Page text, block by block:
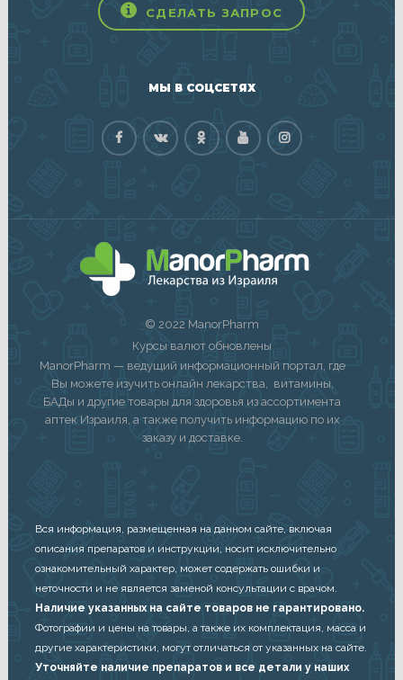
СДЕЛАТЬ ЗАПРОС
МЫ В СОЦСЕТЯХ
© 2022 ManorPharm
Курсы валют обновлены
ManorPharm — ведущий информационный портал, где
Вы можете изучить онлайн лекарства, витамины,
БАДы и другие товары для здоровья из ассортимента
аптек Израиля, а также получить информацию по их
заказу и доставке.
Вся информация, размещенная на данном сайте, включая
описания препаратов и инструкции, носит исключительно
ознакомительный характер, может содержать ошибки и
неточности и не является заменой консультации с врачом.
Наличие указанных на сайте товаров не гарантировано.
Фотографии и цены на товары, а также их комплектация, масса и
другие характеристики, могут отличаться от указанных на сайте.
Уточняйте наличие препаратов и все детали у наших